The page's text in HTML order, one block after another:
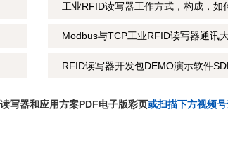
工业RFID读写器工作方式，构成，如
Modbus与TCP工业RFID读写器通讯
RFID读写器开发包DEMO演示软件
写器和应用方案PDF电子版彩页或扫描下方视频